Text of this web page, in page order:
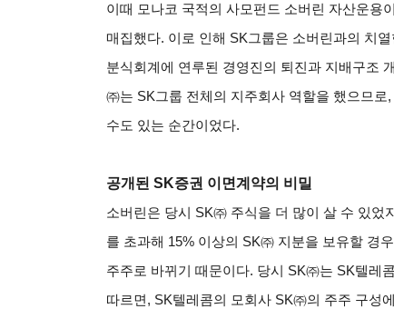
이때 모나코 국적의 사모펀드 소버린 자산운용
매집했다. 이로 인해 SK그룹은 소버린과의 치
분식회계에 연루된 경영진의 퇴진과 지배구조
㈜는 SK그룹 전체의 지주회사 역할을 했으므
수도 있는 순간이었다.
공개된 SK증권 이면계약의 비밀
소버린은 당시 SK㈜ 주식을 더 많이 살 수 있었
를 초과해 15% 이상의 SK㈜ 지분을 보유할 경
주주로 바뀌기 때문이다. 당시 SK㈜는 SK텔레
따르면, SK텔레콤의 모회사 SK㈜의 주주 구성